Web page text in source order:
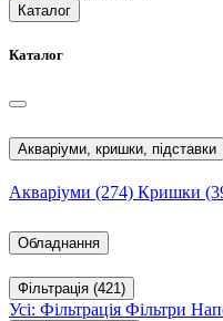
Каталог
Каталог
Акваріуми, кришки, підставки
Акваріуми (274) Кришки
Обладнання
Фільтрація (421)
Усі: Фільтрація Фільтри